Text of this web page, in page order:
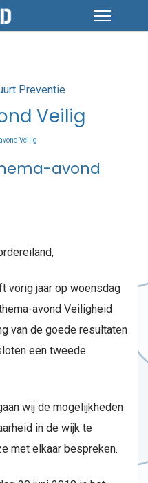
Preventie
Veilig
Veilig
avond
vorig jaar op woensdag
avond Veiligheid
van de goede resultaten
een tweede
wij de mogelijkheden
in de wijk te
met elkaar bespreken.